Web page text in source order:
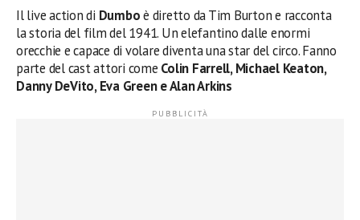
Il live action di Dumboè diretto da Tim Burton e racconta
la storia del film del 1941. Un elefantino dalle enormi
orecchie e capace di volare diventa una star del circo. Fanno
parte del cast attori come Colin Farrell, Michael Keaton,
Danny DeVito, Eva Green e Alan Arkins